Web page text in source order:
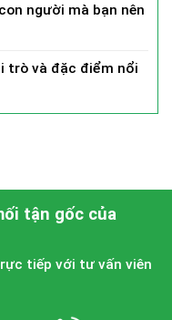
người mà bạn nên
trò và đặc điểm nổi
tận gốc của
tiếp với tư vấn viên